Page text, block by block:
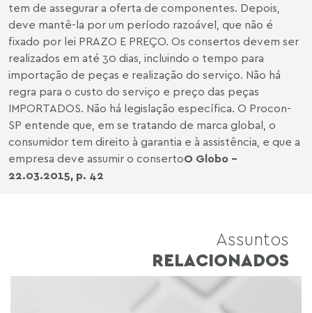
tem de assegurar a oferta de componentes. Depois,
deve mantê-la por um período razoável, que não é
fixado por lei PRAZO E PREÇO. Os consertos devem ser
realizados em até 30 dias, incluindo o tempo para
importação de peças e realização do serviço. Não há
regra para o custo do serviço e preço das peças
IMPORTADOS. Não há legislação específica. O Procon-
SP entende que, em se tratando de marca global, o
consumidor tem direito à garantia e à assistência, e que a
empresa deve assumir o consertoO Globo -
22.03.2015, p. 42
Assuntos
RELACIONADOS